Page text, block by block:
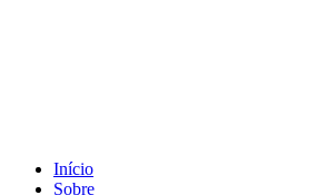
Início
Sobre